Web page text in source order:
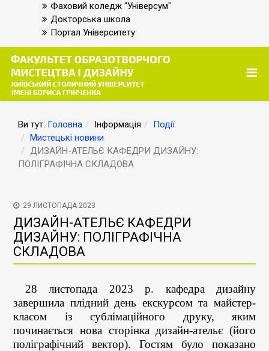
Фаховий коледж "Універсум"
Докторська школа
Портал Університету
Ви тут: Головна Інформація
Події
Мистецькі новини
ДИЗАЙН-АТЕЛЬЄ КАФЕДРИ ДИЗАЙНУ:
ПОЛІГРАФІЧНА СКЛАДОВА
29 ЛИСТОПАДА 2023
ДИЗАЙН-АТЕЛЬЄ КАФЕДРИ
ДИЗАЙНУ: ПОЛІГРАФІЧНА
СКЛАДОВА
28 листопада 2023 р. кафедра дизайну
завершила плідний день екскурсом та майстер-
класом із сублімаційного друку, яким
починається нова сторінка дизайн-ательє (його
поліграфічний вектор). Гостям було показано